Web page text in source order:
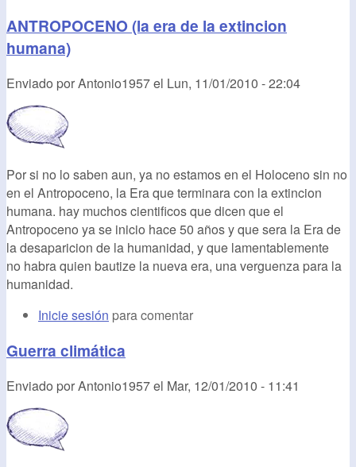
ANTROPOCENO (la era de la extincion
humana)
Enviado porAntonio1957el Lun, 11/01/2010 - 22:04
Por si no lo saben aun, ya no estamos en el Holoceno sin no
en el Antropoceno, la Era que terminara con la extincion
humana. hay muchos cientificos que dicen que el
Antropoceno ya se inicio hace 50 años y que sera la Era de
la desaparicion de la humanidad, y que lamentablemente
no habra quien bautize la nueva era, una verguenza para la
humanidad.
Inicie sesión para comentar
Guerra climática
Enviado porAntonio1957el Mar, 12/01/2010 - 11:41